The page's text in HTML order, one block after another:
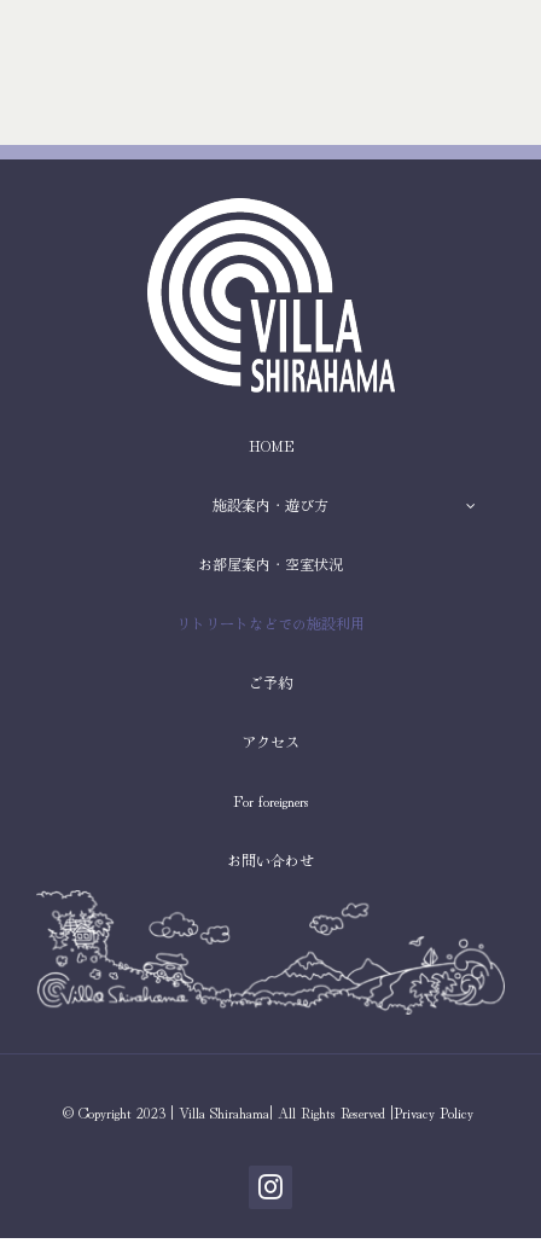
HOME
施設案内・遊び方
お部屋案内・空室状況
リトリートなどでの施設利用
ご予約
アクセス
For foreigners
お問い合わせ
© Copyright 2023 | Villa Shirahama| All Rights Reserved |Privacy Policy